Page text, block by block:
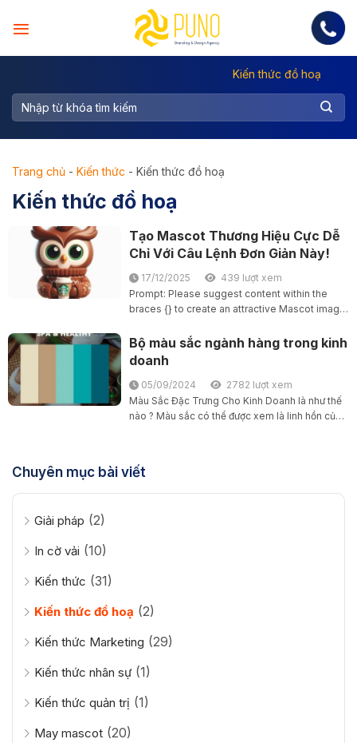
Kiến thức đồ hoạ
Trang chủ - Kiến thức - Kiến thức đồ hoạ
Kiến thức đồ hoạ
Tạo Mascot Thương Hiệu Cực Dễ
Chỉ Với Câu Lệnh Đơn Giản Này!
17/12/2025
439 lượt xem
Prompt: Please suggest content within the
braces {} to create an attractive Mascot image
Mascot’s name: {Mascot Name} Design
Features:Appearance: {Appearance}
Colors:Dominant Color: {Dominant Color} Color
Details: The design should be simple, easily
recognizable,...
Bộ màu sắc ngành hàng trong kinh
doanh
05/09/2024
2782 lượt xem
Màu Sắc Đặc Trưng Cho Kinh Doanh là như thế
nào ? Màu sắc có thể được xem là linh hồn của
Chuyên mục bài viết
Giải pháp (2)
In cờ vải (10)
Kiến thức (31)
Kiến thức đồ hoạ (2)
Kiến thức Marketing (29)
Kiến thức nhân sự (1)
Kiến thức quản trị (1)
May mascot (20)